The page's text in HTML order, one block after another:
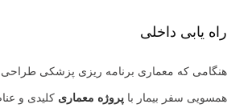
راه یابی داخلی
هنگامی که معماری برنامه ریزی پزشکی طراحی
همسویی سفر بیمار با پروژه معماری کلیدی و